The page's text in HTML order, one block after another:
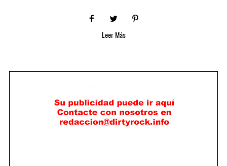
Leer Más